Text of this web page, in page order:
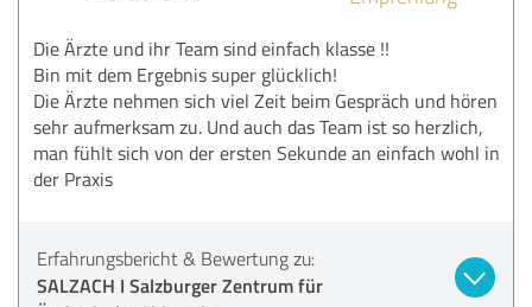
Die Ärzte und ihr Team sind einfach klasse !!
Bin mit dem Ergebnis super glücklich!
Die Ärzte nehmen sich viel Zeit beim Gespräch und hören
sehr aufmerksam zu. Und auch das Team ist so herzlich,
man fühlt sich von der ersten Sekunde an einfach wohl in
der Praxis
Erfahrungsbericht & Bewertung zu:
SALZACH I Salzburger Zentrum für